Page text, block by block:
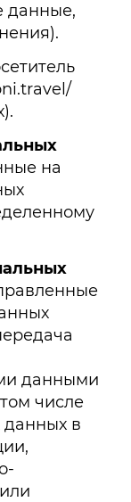
данные,
на
данными
числе
в